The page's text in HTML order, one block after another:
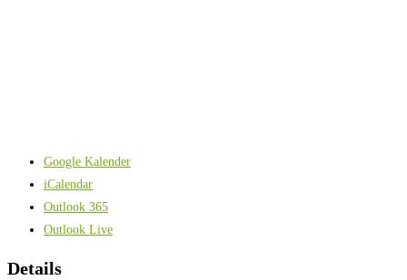
Google Kalender
iCalendar
Outlook 365
Outlook Live
Details